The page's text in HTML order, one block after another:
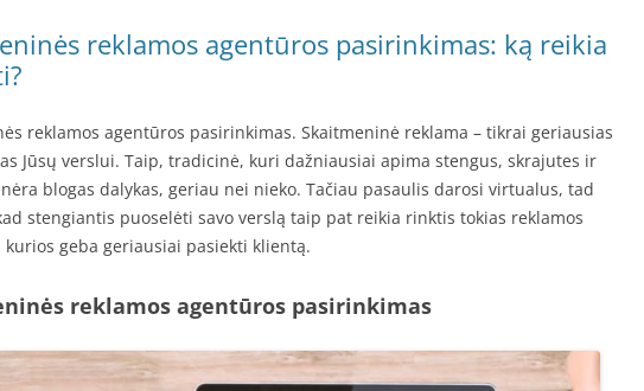
reklamos agentūros pasirinkimas: ką reikia
reklamos agentūros pasirinkimas. Skaitmeninė reklama – tikrai geriausias
Jūsų verslui. Taip, tradicinė, kuri dažniausiai apima stengus, skrajutes ir
blogas dalykas, geriau nei nieko. Tačiau pasaulis darosi virtualus, tad
stengiantis puoselėti savo verslą taip pat reikia rinktis tokias reklamos
kurios geba geriausiai pasiekti klientą.
reklamos agentūros pasirinkimas